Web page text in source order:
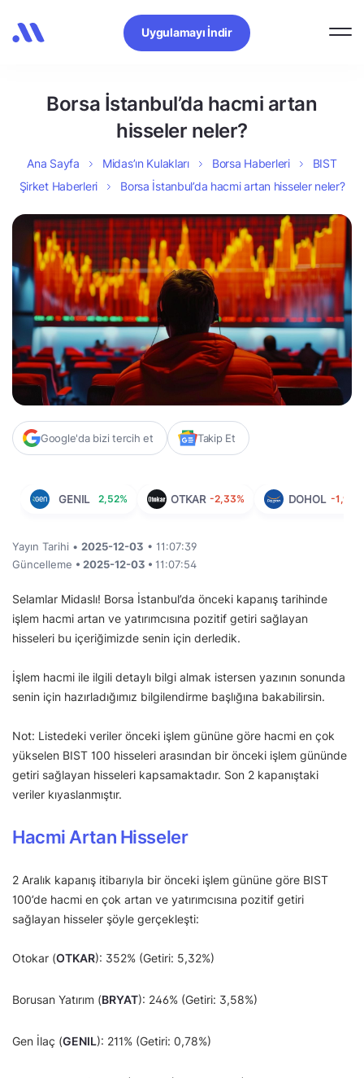
Uygulamayı İndir
Borsa İstanbul’da hacmi artan
hisseler neler?
Ana Sayfa Midas’ın Kulakları Borsa Haberleri
BIST
Şirket Haberleri
Borsa İstanbul’da hacmi artan hisseler neler?
Google'da bizi tercih et Takip Et
GENIL 2,52% OTKAR -2,33% DOHOL -1,91%
Yayın Tarihi • 2025-12-03 • 11:07:39
Güncelleme • 2025-12-03 • 11:07:54
Selamlar Midaslı! Borsa İstanbul’da önceki kapanış tarihinde
işlem hacmi artan ve yatırımcısına pozitif getiri sağlayan
hisseleri bu içeriğimizde senin için derledik.
İşlem hacmi ile ilgili detaylı bilgi almak istersen yazının sonunda
senin için hazırladığımız bilgilendirme başlığına bakabilirsin.
Not: Listedeki veriler önceki işlem gününe göre hacmi en çok
yükselen BIST 100 hisseleri arasından bir önceki işlem gününde
getiri sağlayan hisseleri kapsamaktadır. Son 2 kapanıştaki
veriler kıyaslanmıştır.
Hacmi Artan Hisseler
2 Aralık kapanış itibarıyla bir önceki işlem gününe göre BIST
100’de hacmi en çok artan ve yatırımcısına pozitif getiri
sağlayan hisseler şöyle gerçekleşti:
Otokar (OTKAR): 352% (Getiri: 5,32%)
Borusan Yatırım (BRYAT): 246% (Getiri: 3,58%)
Gen İlaç (GENIL): 211% (Getiri: 0,78%)